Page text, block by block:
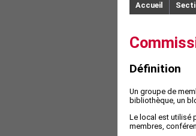
Accueil
Définition
Un groupe de
bibliothèque, un
Le local est utilisé
membres,